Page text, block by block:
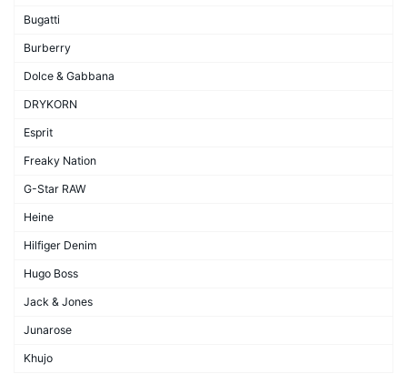
Bugatti
Burberry
Dolce & Gabbana
DRYKORN
Esprit
Freaky Nation
G-Star RAW
Heine
Hilfiger Denim
Hugo Boss
Jack & Jones
Junarose
Khujo